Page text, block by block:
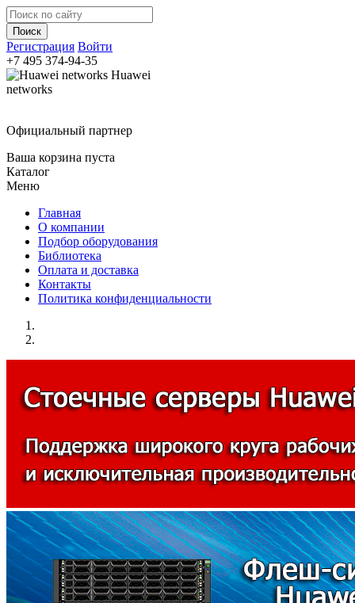
Регистрация Войти
+7 495 374-94-35
Huawei
networks
Официальный партнер
Ваша корзина пуста
Каталог
Меню
Главная
О компании
Подбор оборудования
Библиотека
Оплата и доставка
Контакты
Политика конфиденциальности